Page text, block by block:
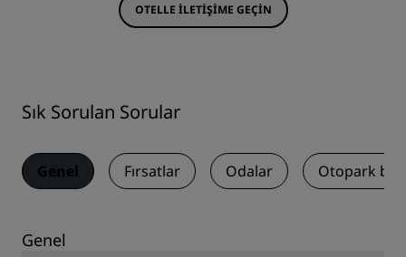
OTELLE ILETIŞIME GEÇIN
Sık Sorulan Sorular
Genel Fırsatlar Odalar Otopark
Genel